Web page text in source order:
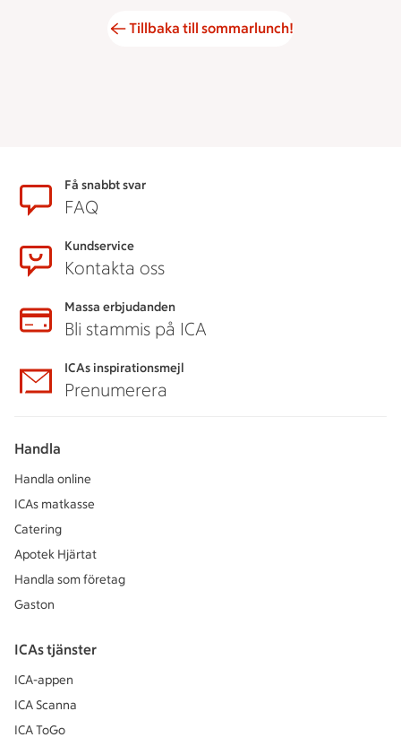
Tillbaka till sommarlunch!
SidfotFå snabbt svar
FAQ
Kundservice
Kontakta oss
Massa erbjudanden
Bli stammis på ICA
ICAs inspirationsmejl
Prenumerera
Handla
Handla online
ICAs matkasse
Catering
Apotek Hjärtat
Handla som företag
Gaston
ICAs tjänster
ICA-appen
ICA Scanna
ICA ToGo